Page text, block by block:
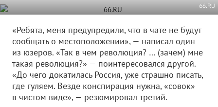
66.RU
«Ребята, меня предупредили, что в чате не будут
сообщать о местоположении», — написал один
из юзеров. «Так в чем революция? … (зачем) мне
такая революция?» — поинтересовался другой.
«До чего докатилась Россия, уже страшно писать,
где гуляем. Везде конспирация нужна, «совок»
в чистом виде», — резюмировал третий.